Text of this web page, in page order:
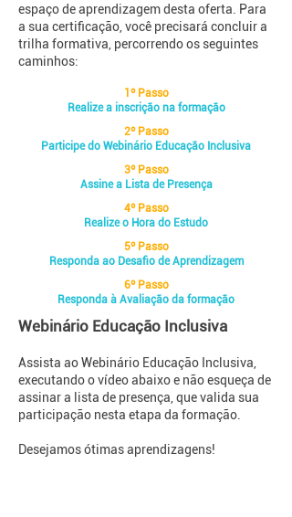
espaço de aprendizagem desta oferta. Para
a sua certificação, você precisará concluir a
trilha formativa, percorrendo os seguintes
caminhos:
1º Passo
Realize a inscrição na formação
2º Passo
Participe do Webinário Educação Inclusiva
3º Passo
Assine a Lista de Presença
4º Passo
Realize o Hora do Estudo
5º Passo
Responda ao Desafio de Aprendizagem
6º Passo
Responda à Avaliação da formação
Webinário Educação Inclusiva
Assista ao Webinário Educação Inclusiva
executando o vídeo abaixo e não esqueça de
assinar a lista de presença, que valida sua
participação nesta etapa da formação.
Desejamos ótimas aprendizagens!